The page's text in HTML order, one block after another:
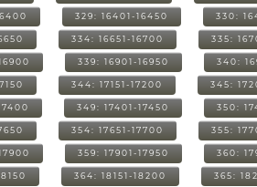
329: 16401-16450 330:
334: 16651-16700 335:
339: 16901-16950 340:
344: 17151-17200 345:
349: 17401-17450 350:
354: 17651-17700 355:
359: 17901-17950 360:
364: 18151-18200 365: